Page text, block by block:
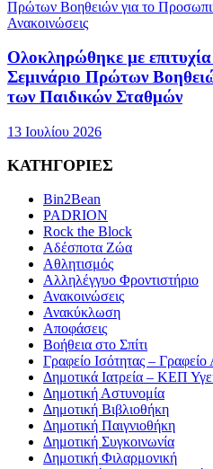
Ανακοινώσεις
Ολοκληρώθηκε με
Σεμινάριο Πρώτων
των Παιδικών Σταθμών
13 Ιουλίου 2026
ΚΑΤΗΓΟΡΙΕΣ
Bin2Bean
PADRION
Rock the Block
Αδέσποτα Ζώα
Αθλητισμός
Αλληλέγγυο Φροντιστήριο
Ανακοινώσεις
Ανακύκλωση
Αποφάσεις
Βοήθεια στο Σπίτι
Γραφείο Ισότητας –
Δημοτικά Ιατρεία – ΚΕΠ
Δημοτική Αστυνομία
Δημοτική Βιβλιοθήκη
Δημοτική Παιγνιοθήκη
Δημοτική Συγκοινωνία
Δημοτική Φιλαρμονική